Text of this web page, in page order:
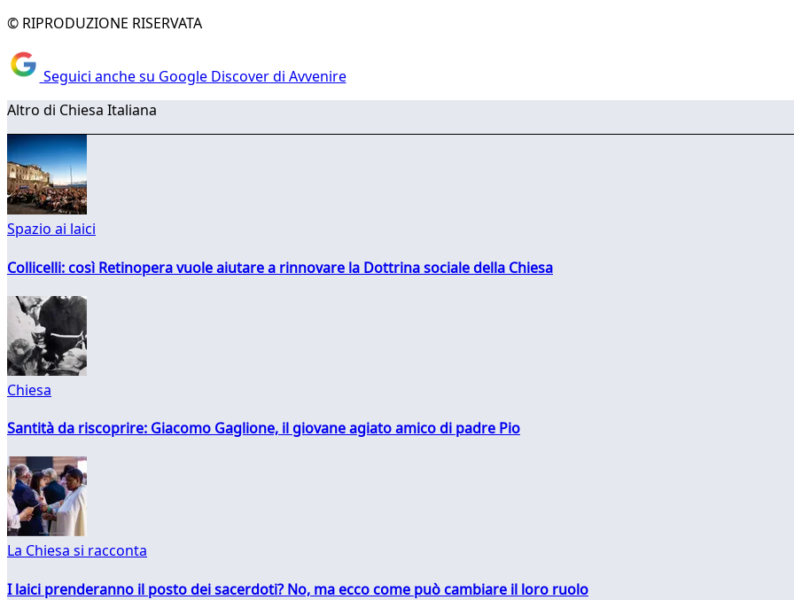
© RIPRODUZIONE RISERVATA
Seguici anche su Google Discover di Avvenire
Altro di Chiesa Italiana
Spazio ai laici
Collicelli: così Retinopera vuole aiutare a rinnovare la Dottrina sociale della Chiesa
Chiesa
Santità da riscoprire: Giacomo Gaglione, il giovane agiato amico di padre Pio
La Chiesa si racconta
I laici prenderanno il posto dei sacerdoti? No, ma ecco come può cambiare il loro ruolo